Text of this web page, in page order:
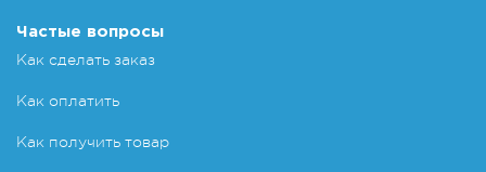
Частые вопросы
Как сделать заказ
Как оплатить
Как получить товар